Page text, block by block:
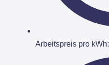
Arbeitspreis pro kWh: